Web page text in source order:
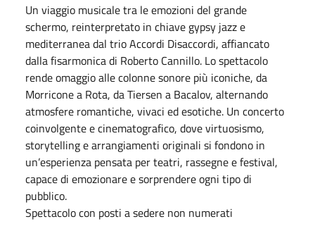
Un viaggio musicale tra le emozioni del grande
schermo, reinterpretato in chiave gypsy jazz e
mediterranea dal trio Accordi Disaccordi, affiancato
dalla fisarmonica di Roberto Cannillo. Lo spettacolo
rende omaggio alle colonne sonore più iconiche, da
Morricone a Rota, da Tiersen a Bacalov, alternando
atmosfere romantiche, vivaci ed esotiche. Un concerto
coinvolgente e cinematografico, dove virtuosismo,
storytelling e arrangiamenti originali si fondono in
un’esperienza pensata per teatri, rassegne e festival,
capace di emozionare e sorprendere ogni tipo di
pubblico.
Spettacolo con posti a sedere non numerati